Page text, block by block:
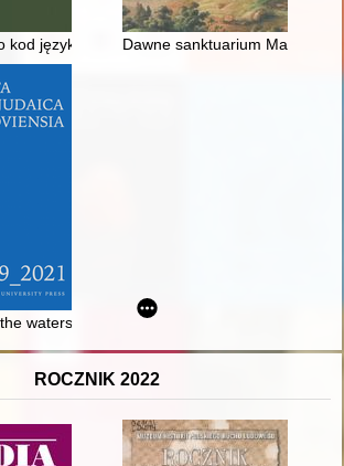
kod językowo-kulturowy mieszkańców ziemi
Dawne sanktuarium Matki
watershed : the drama "Bay nakht afn altn
ROCZNIK 2022